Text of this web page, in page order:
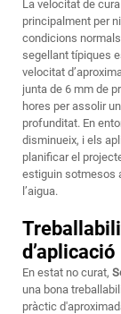
La velocitat de
principalment per
condicions
segellant típiques
velocitat
junta de 6 mm de
hores per assolir
profunditat. En
disminueix, i els
planificar el
estiguin sotmesos
l’aigua.
d’aplicació
En estat no curat,
una bona
pràctic